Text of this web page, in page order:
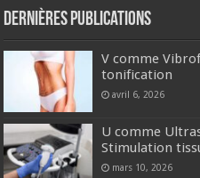
Dernières publications
V comme
tonification
avril 6, 2026
U comme
Stimulation
mars 10, 2026